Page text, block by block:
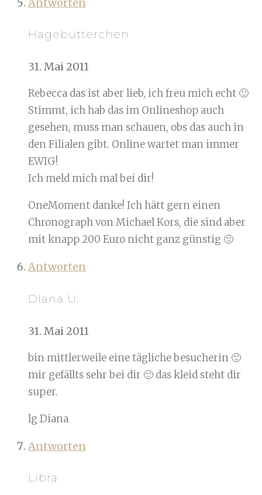
Hagebutterchen
31. Mai 2011
Rebecca das ist aber lieb, ich freu mich echt 🙂
Stimmt, ich hab das im Onlineshop auch
gesehen, muss man schauen, obs das auch in
den Filialen gibt. Online wartet man immer
EWIG!
Ich meld mich mal bei dir!
OneMoment danke! Ich hätt gern einen
Chronograph von Michael Kors, die sind aber
mit knapp 200 Euro nicht ganz günstig 🙁
Antworten
Diana U.
31. Mai 2011
bin mittlerweile eine tägliche besucherin 🙂
mir gefällts sehr bei dir 🙂 das kleid steht dir
super.
lg Diana
Antworten
Libra